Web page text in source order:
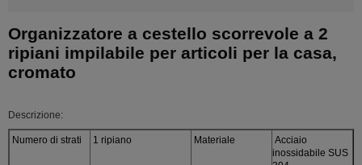
Organizzatore a cestello scorrevole a 2
ripiani impilabile per articoli per la casa,
cromato
Descrizione:
Numero di strati 1 ripiano Materiale
Acciaio
inossidabile SUS